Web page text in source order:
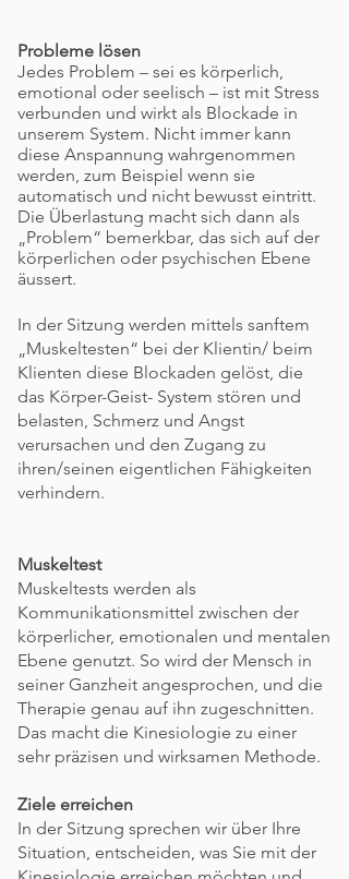
Probleme lösen
Jedes Problem – sei es körperlich,
emotional oder seelisch – ist mit Stress
verbunden und wirkt als Blockade in
unserem System. Nicht immer kann
diese Anspannung wahrgenommen
werden, zum Beispiel wenn sie
automatisch und nicht bewusst eintritt.
Die Überlastung macht sich dann als
„Problem“ bemerkbar, das sich auf der
körperlichen oder psychischen Ebene
äussert.
In der Sitzung werden mittels sanftem
„Muskeltesten“ bei der Klientin/ beim
Klienten diese Blockaden gelöst, die
das Körper-Geist- System stören und
belasten, Schmerz und Angst
verursachen und den Zugang zu
ihren/seinen eigentlichen Fähigkeiten
verhindern.
Muskeltest
Muskeltests werden als
Kommunikationsmittel zwischen der
körperlicher, emotionalen und mentalen
Ebene genutzt. So wird der Mensch in
seiner Ganzheit angesprochen, und die
Therapie genau auf ihn zugeschnitten.
Das macht die Kinesiologie zu einer
sehr präzisen und wirksamen Methode.
Ziele erreichen
In der Sitzung sprechen wir über Ihre
Situation, entscheiden, was Sie mit der